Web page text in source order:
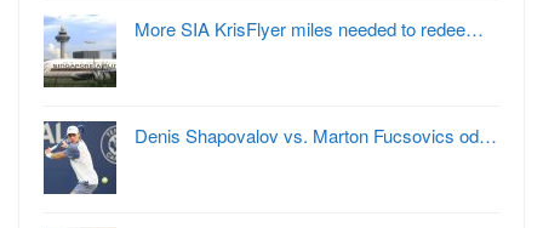
More SIA KrisFlyer miles needed to redee…
Denis Shapovalov vs. Marton Fucsovics od…